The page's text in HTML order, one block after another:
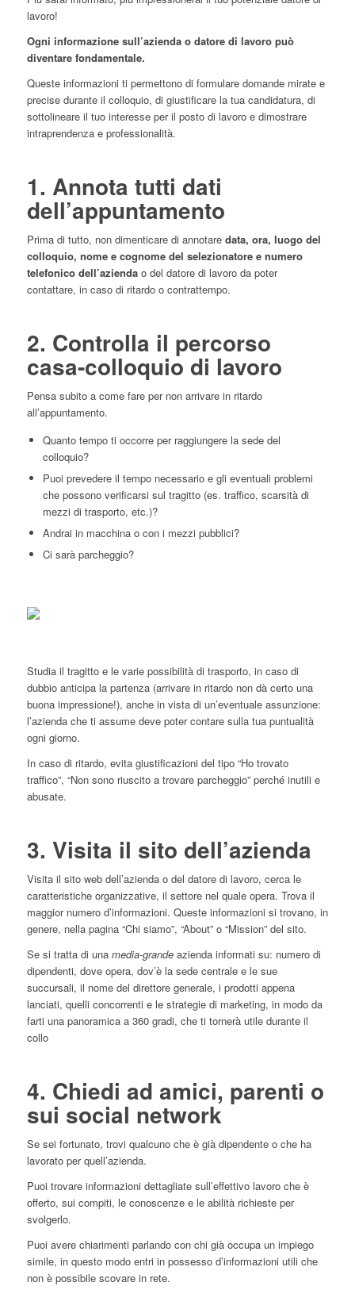
lavoro!
Ogni informazione sull’azienda o datore di lavoro può
diventare fondamentale.
Queste informazioni ti permettono di formulare domande mirate e
precise durante il colloquio, di giustificare la tua candidatura, di
sottolineare il tuo interesse per il posto di lavoro e dimostrare
intraprendenza e professionalità.
1. Annota tutti dati
dell’appuntamento
Prima di tutto, non dimenticare di annotare data, ora, luogo del
colloquio, nome e cognome del selezionatore e numero
telefonico dell’aziendao del datore di lavoro da poter
contattare, in caso di ritardo o contrattempo.
2. Controlla il percorso
casa-colloquio di lavoro
Pensa subito a come fare per non arrivare in ritardo
all’appuntamento.
Quanto tempo ti occorre per raggiungere la sede del
colloquio?
Puoi prevedere il tempo necessario e gli eventuali problemi
che possono verificarsi sul tragitto (es. traffico, scarsità di
mezzi di trasporto, etc.)?
Andrai in macchina o con i mezzi pubblici?
Ci sarà parcheggio?
Studia il tragitto e le varie possibilità di trasporto, in caso di
dubbio anticipa la partenza (arrivare in ritardo non dà certo una
buona impressione!), anche in vista di un’eventuale assunzione:
l’azienda che ti assume deve poter contare sulla tua puntualità
ogni giorno.
In caso di ritardo, evita giustificazioni del tipo “Ho trovato
traffico”, “Non sono riuscito a trovare parcheggio” perché inutili e
abusate.
3. Visita il sito dell’azienda
Visita il sito web dell’azienda o del datore di lavoro, cerca le
caratteristiche organizzative, il settore nel quale opera. Trova il
maggior numero d’informazioni. Queste informazioni si trovano, in
genere, nella pagina “Chi siamo”, “About” o “Mission” del sito.
Se si tratta di una media-grandeazienda informati su: numero di
dipendenti, dove opera, dov’è la sede centrale e le sue
succursali, il nome del direttore generale, i prodotti appena
lanciati, quelli concorrenti e le strategie di marketing, in modo da
farti una panoramica a 360 gradi, che ti tornerà utile durante il
collo
4. Chiedi ad amici, parenti o
sui social network
Se sei fortunato, trovi qualcuno che è già dipendente o che ha
lavorato per quell’azienda.
Puoi trovare informazioni dettagliate sull’effettivo lavoro che è
offerto, sui compiti, le conoscenze e le abilità richieste per
svolgerlo.
Puoi avere chiarimenti parlando con chi già occupa un impiego
simile, in questo modo entri in possesso d’informazioni utili che
non è possibile scovare in rete.